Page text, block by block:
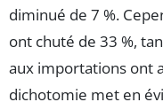
diminué de 7 %.
ont chuté de 33 %,
aux importations ont
dichotomie met en